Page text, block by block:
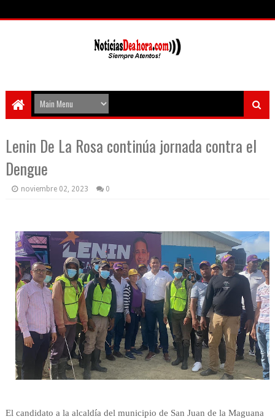
Lenin De La Rosa continúa jornada contra el
Dengue
noviembre 02, 2023 0
El candidato a la alcaldía del municipio de San Juan de la Maguana